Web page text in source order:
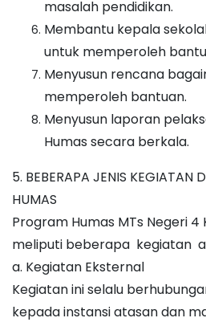
masalah pendidikan.
Membantu kepala
untuk memperoleh
Menyusun rencana
memperoleh bantuan.
Menyusun laporan
Humas secara berkala.
5. BEBERAPA JENIS KEGIATAN
HUMAS
Program Humas MTs Negeri
meliputi beberapa kegiatan
a. Kegiatan Eksternal
Kegiatan ini selalu
kepada instansi atasan dan